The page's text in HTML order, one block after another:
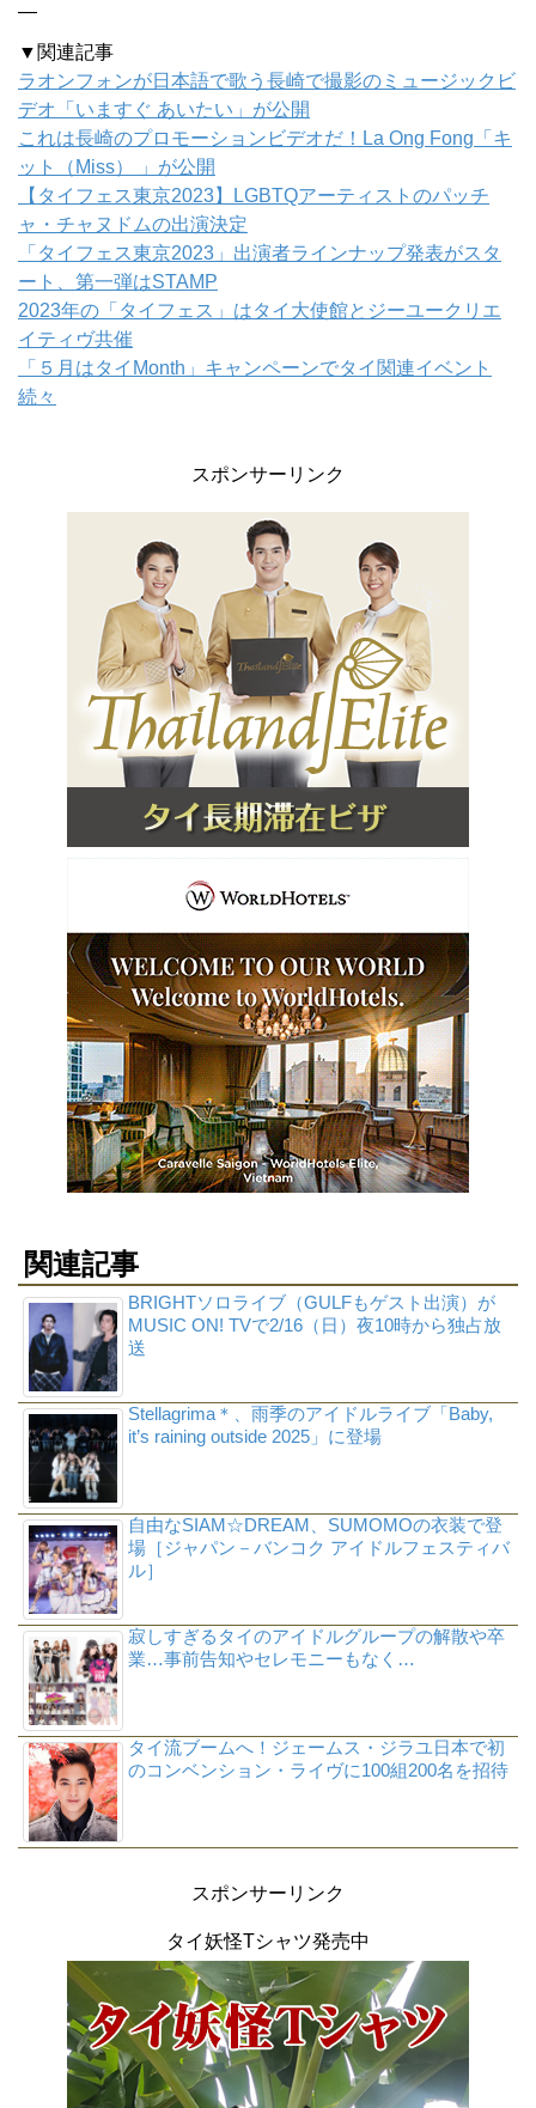
—
▼関連記事
ラオンフォンが日本語で歌う長崎で撮影のミュージックビ
デオ「いますぐ あいたい」が公開
これは長崎のプロモーションビデオだ！La Ong Fong「キ
ット（Miss） 」が公開
【タイフェス東京2023】LGBTQアーティストのパッチ
ャ・チャヌドムの出演決定
「タイフェス東京2023」出演者ラインナップ発表がスタ
ート、第一弾はSTAMP
2023年の「タイフェス」はタイ大使館とジーユークリエ
イティヴ共催
「５月はタイMonth」キャンペーンでタイ関連イベント
続々
スポンサーリンク
関連記事
BRIGHTソロライブ（GULFもゲスト出演）が
MUSIC ON! TVで2/16（日）夜10時から独占放
送
Stellagrima＊、雨季のアイドルライブ「Baby,
it’s raining outside 2025」に登場
自由なSIAM☆DREAM、SUMOMOの衣装で登
場［ジャパン－バンコク アイドルフェスティバ
ル］
寂しすぎるタイのアイドルグループの解散や卒
業…事前告知やセレモニーもなく…
タイ流ブームへ！ジェームス・ジラユ日本で初
のコンベンション・ライヴに100組200名を招待
スポンサーリンク
タイ妖怪Tシャツ発売中